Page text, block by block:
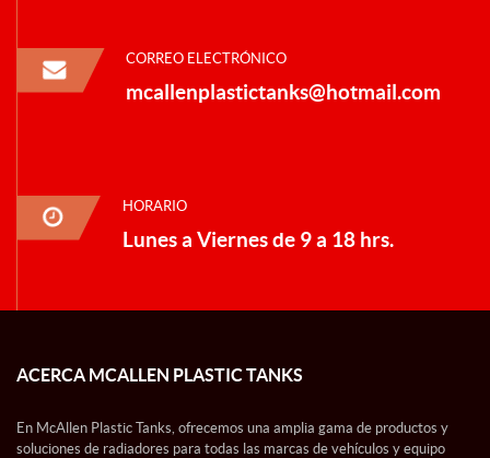
CORREO ELECTRÓNICO
mcallenplastictanks@hotmail.com
HORARIO
Lunes a Viernes de 9 a 18 hrs.
ACERCA MCALLEN PLASTIC TANKS
En McAllen Plastic Tanks, ofrecemos una amplia gama de productos y
soluciones de radiadores para todas las marcas de vehículos y equipo